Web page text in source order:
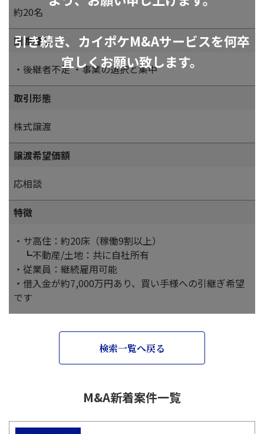
引き続き、カイポケM&Aサービスを何卒
宜しくお願い致します。
約20名
譲渡理由
・後継者不足 ・事業の選択と集中
取引形態
株式譲渡
譲渡希望価額
応相談
特徴
・サ高住：約20床（稼働9割以上）
┗不動産/土地：共に自社所有
・従業員：継続雇用可能
・借入金が約7,000万円あり、買い手様への引継ぎ希望
です
検索一覧へ戻る
M&A新着案件一覧